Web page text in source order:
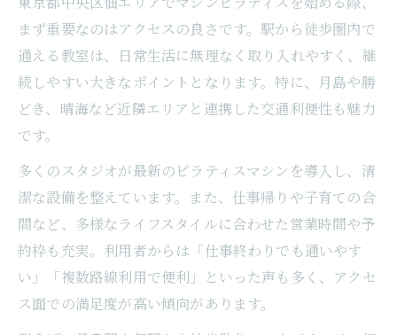
まず重要なのはアクセスの良さです。駅から徒歩圏内で
通える教室は、日常生活に無理なく取り入れやすく、継
続しやすい大きなポイントとなります。特に、月島や勝
どき、晴海など近隣エリアと連携した交通利便性も魅力
です。
多くのスタジオが最新のピラティスマシンを導入し、清
潔な設備を整えています。また、仕事帰りや子育ての合
間など、多様なライフスタイルに合わせた営業時間や予
約枠も充実。利用者からは「仕事終わりでも通いやす
い」「複数路線利用で便利」といった声も多く、アクセ
ス面での満足度が高い傾向があります。